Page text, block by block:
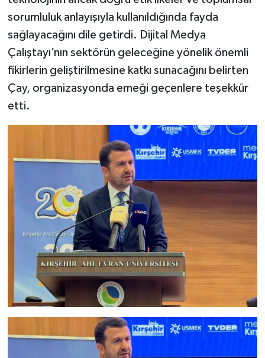
sorumluluk anlayışıyla kullanıldığında fayda
sağlayacağını dile getirdi. Dijital Medya
Çalıştayı’nın sektörün geleceğine yönelik önemli
fikirlerin geliştirilmesine katkı sunacağını belirten
Çay, organizasyonda emeği geçenlere teşekkür
etti.